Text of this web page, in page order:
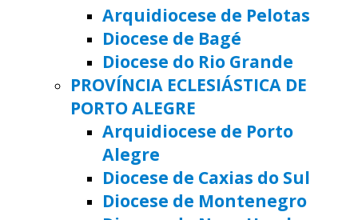
Arquidiocese de Pelotas
Diocese de Bagé
Diocese do Rio Grande
PROVÍNCIA ECLESIÁSTICA DE
PORTO ALEGRE
Arquidiocese de Porto
Alegre
Diocese de Caxias do Sul
Diocese de Montenegro